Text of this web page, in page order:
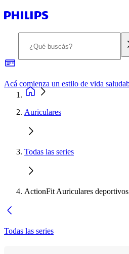
Auriculares
Todas las series
ActionFit Auriculares deportivos
Todas las series